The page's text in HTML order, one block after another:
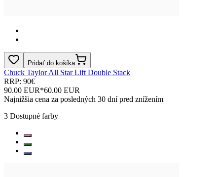
Pridať do košíka
Chuck Taylor All Star Lift Double Stack
RRP: 90€
90.00 EUR*60.00 EUR
Najnižšia cena za posledných 30 dní pred znížením
3 Dostupné farby